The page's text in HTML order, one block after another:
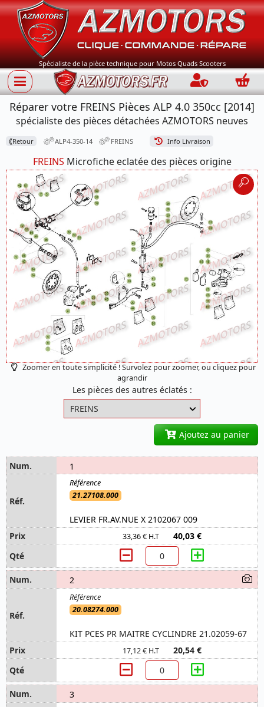
Spécialiste de la pièce technique pour Motos Quads Scooters
Connection
Réparer votre FREINS Pièces ALP 4.0 350cc [2014]
spécialiste des pièces détachées AZMOTORS neuves
⟪Retour ALP4-350-14 FREINS Info Livraison
FREINS Microfiche eclatée des pièces origine
Zoomer en toute simplicité ! Survolez pour zoomer, ou cliquez pour
agrandir
Les pièces des autres éclatés :
Ajoutez au panier
1
21.27108.000
LEVIER FR.AV.NUE X 2102067 009
33,36 € H.T 40,03 €
2
20.08274.000
KIT PCES PR MAITRE CYCLINDRE 21.02059-67
17,12 € H.T 20,54 €
3